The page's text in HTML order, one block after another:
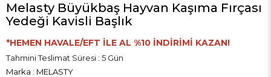
Melasty Büyükbaş Hayvan Kaşıma Fırçası
Yedeği Kavisli Başlık
*HEMEN HAVALE/EFT İLE AL %10 İNDİRİMİ KAZAN!
Tahmini Teslimat Süresi : 5 Gün
Marka : MELASTY